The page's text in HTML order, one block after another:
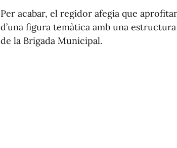
Per acabar, el regidor afegia que
d’una figura temàtica amb una
de la Brigada Municipal.